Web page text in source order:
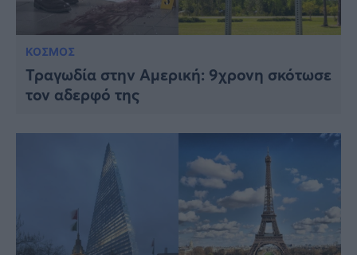
ΚΟΣΜΟΣ
Τραγωδία στην Αμερική: 9χρονη σκότωσε
τον αδερφό της